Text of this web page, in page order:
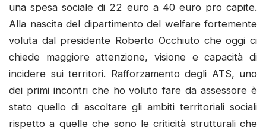
una spesa sociale di 22 euro a 40 euro pro capite.
Alla nascita del dipartimento del welfare fortemente
voluta dal presidente Roberto Occhiuto che oggi ci
chiede maggiore attenzione, visione e capacità di
incidere sui territori. Rafforzamento degli ATS, uno
dei primi incontri che ho voluto fare da assessore è
stato quello di ascoltare gli ambiti territoriali sociali
rispetto a quelle che sono le criticità strutturali che